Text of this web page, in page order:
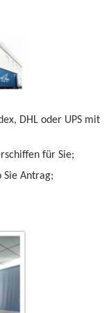
DHL oder UPS mit
für Sie;
Sie Antrag;